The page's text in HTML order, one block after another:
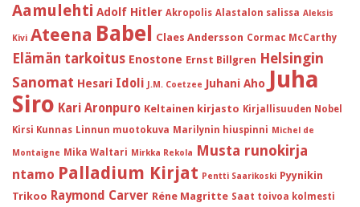
Aamulehti Adolf Hitler Akropolis Alastalon salissa Aleksis
Kivi Ateena Babel Claes Andersson Cormac McCarthy
Elämän tarkoitus Enostone Ernst Billgren Helsingin
Sanomat Hesari Idoli J.M. Coetzee Juhani Aho Juha
Siro Kari Aronpuro Keltainen kirjasto Kirjallisuuden Nobel
Kirsi Kunnas Linnun muotokuva Marilynin hiuspinni Michel de
Montaigne Mika Waltari Mirkka Rekola Musta runokirja
ntamo Palladium Kirjat Pentti Saarikoski Pyynikin
Trikoo Raymond Carver Réne Magritte Saat toivoa kolmesti